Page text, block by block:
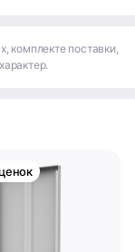
комплекте поставки,